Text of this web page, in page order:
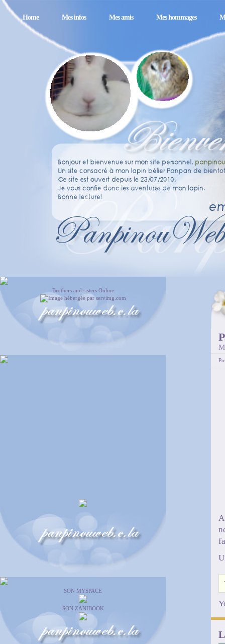
Home Mes infos Mes amis Mes hommages
Brothers and sisters Online
SON MYSPACE
SON ZANIBOOK